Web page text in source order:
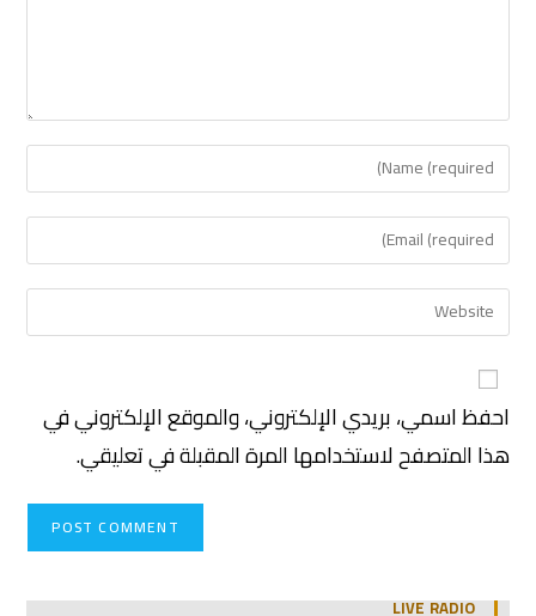
احفظ اسمي، بريدي الإلكتروني، والموقع الإلكتروني في
هذا المتصفح لاستخدامها المرة المقبلة في تعليقي.
LIVE RADIO